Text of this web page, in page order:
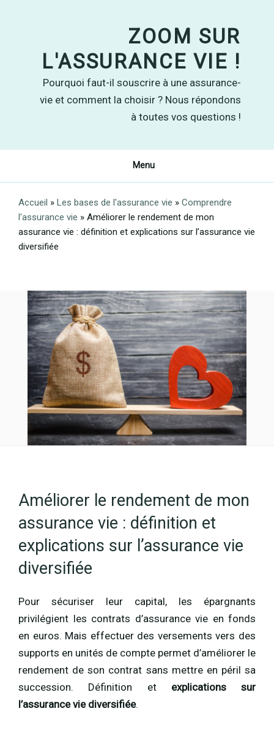
ZOOM SUR
L'ASSURANCE VIE !
Pourquoi faut-il souscrire à une assurance-
vie et comment la choisir ? Nous répondons
à toutes vos questions !
Menu
Accueil » Les bases de l'assurance vie » Comprendre
l'assurance vie » Améliorer le rendement de mon
assurance vie : définition et explications sur l’assurance vie
diversifiée
Améliorer le rendement de mon
assurance vie : définition et
explications sur l’assurance vie
diversifiée
Pour sécuriser leur capital, les épargnants
privilégient les contrats d’assurance vie en fonds
en euros. Mais effectuer des versements vers des
supports en unités de compte permet d’améliorer le
rendement de son contrat sans mettre en péril sa
succession. Définition et explications sur
l’assurance vie diversifiée.